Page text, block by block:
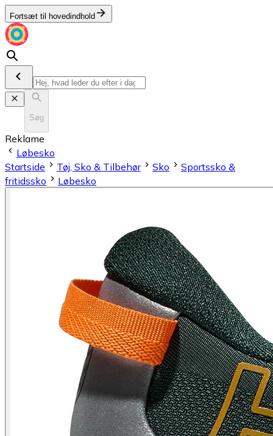
Fortsæt til hovedindhold
Søg
Reklame
Løbesko
Startside
Tøj, Sko & Tilbehør Sko
Sportssko &
fritidssko
Løbesko